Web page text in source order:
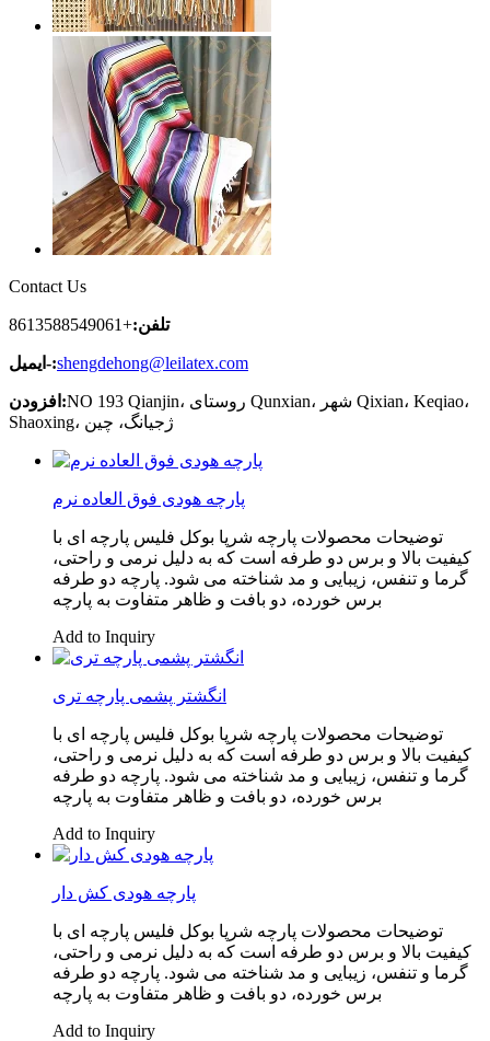
Contact Us
تلفن:+8613588549061
ایمیل-:shengdehong@leilatex.com
افزودن:NO 193 Qianjin، روستای Qunxian، شهر Qixian، Keqiao،
Shaoxing، ژجیانگ، چین
پارچه هودی فوق العاده نرم
توضیحات محصولات پارچه شرپا بوکل فلیس پارچه ای با
کیفیت بالا و برس دو طرفه است که به دلیل نرمی و راحتی،
گرما و تنفس، زیبایی و مد شناخته می شود. پارچه دو طرفه
برس خورده، دو بافت و ظاهر متفاوت به پارچه
Add to Inquiry
انگشتر پشمی پارچه تری
توضیحات محصولات پارچه شرپا بوکل فلیس پارچه ای با
کیفیت بالا و برس دو طرفه است که به دلیل نرمی و راحتی،
گرما و تنفس، زیبایی و مد شناخته می شود. پارچه دو طرفه
برس خورده، دو بافت و ظاهر متفاوت به پارچه
Add to Inquiry
پارچه هودی کش دار
توضیحات محصولات پارچه شرپا بوکل فلیس پارچه ای با
کیفیت بالا و برس دو طرفه است که به دلیل نرمی و راحتی،
گرما و تنفس، زیبایی و مد شناخته می شود. پارچه دو طرفه
برس خورده، دو بافت و ظاهر متفاوت به پارچه
Add to Inquiry